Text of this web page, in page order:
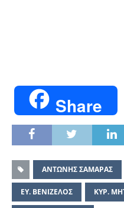
Share
ΑΝΤΩΝΗΣ ΣΑΜΑΡΑΣ
ΕΥ. ΒΕΝΙΖΕΛΟΣ ΚΥΡ.